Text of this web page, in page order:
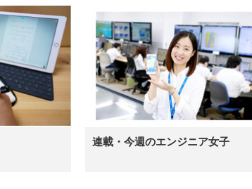
連載・今週のエンジニア女子